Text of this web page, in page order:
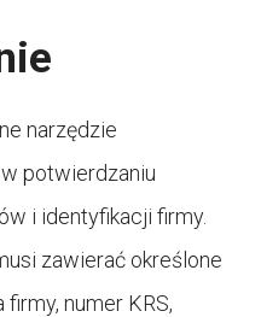
narzędzie
potwierdzaniu
i identyfikacji firmy.
zawierać określone
numer KRS,